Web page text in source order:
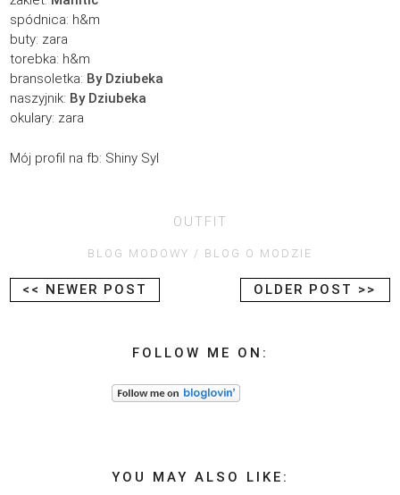
spódnica: h&m
buty: zara
torebka: h&m
bransoletka: By Dziubeka
naszyjnik: By Dziubeka
okulary: zara
Mój profil na fb: Shiny Syl
OUTFIT
BLOG MODOWY BLOG O MODZIE
<< NEWER POST OLDER POST >>
FOLLOW ME ON:
YOU MAY ALSO LIKE: